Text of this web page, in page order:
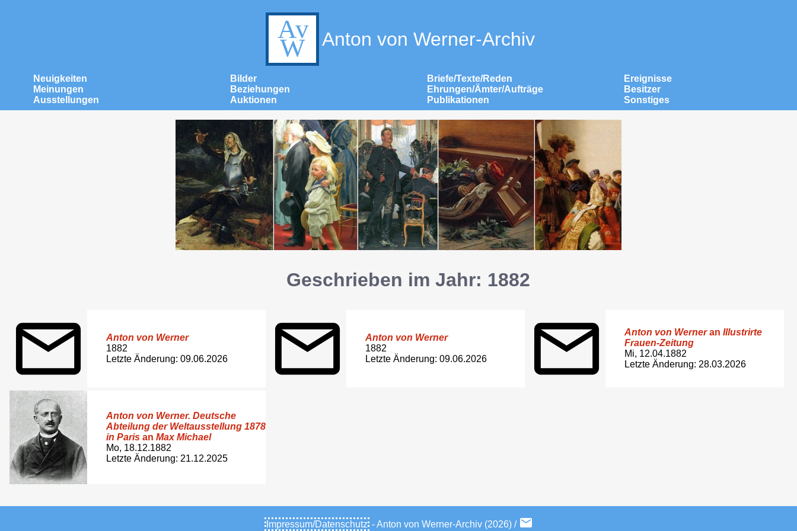
Anton von Werner-Archiv
Neuigkeiten Bilder Briefe/Texte/Reden
Ereignisse
Meinungen
Beziehungen Ehrungen/Ämter/Aufträge
Besitzer
Ausstellungen
Auktionen Publikationen Sonstiges
Geschrieben im Jahr: 1882
Anton von Werner
1882
Letzte Änderung: 09.06.2026
Anton von Werner
1882
Letzte Änderung: 09.06.2026
Anton von Werneran Illustrirte
Frauen-Zeitung
Mi, 12.04.1882
Letzte Änderung: 28.03.2026
Anton von Werner. Deutsche
Abteilung der Weltausstellung 1878
in Paris an Max Michael
Mo, 18.12.1882
Letzte Änderung: 21.12.2025
Impressum/Datenschutz - Anton von Werner-Archiv (2026) /